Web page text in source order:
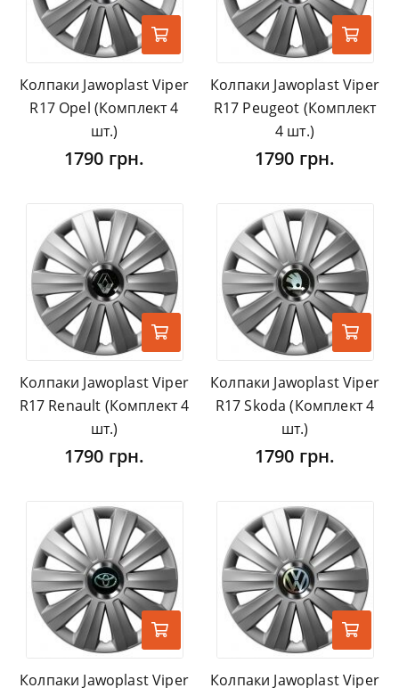
Колпаки Jawoplast Viper
R17 Opel (Комплект 4
шт.)
1790 грн.
Колпаки Jawoplast Viper
R17 Peugeot (Комплект
4 шт.)
1790 грн.
Колпаки Jawoplast Viper
R17 Renault (Комплект 4
шт.)
1790 грн.
Колпаки Jawoplast Viper
R17 Skoda (Комплект 4
шт.)
1790 грн.
Колпаки Jawoplast Viper
Колпаки Jawoplast Viper